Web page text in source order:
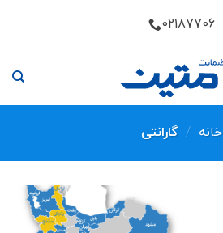
02187706
خانه / گارانتی